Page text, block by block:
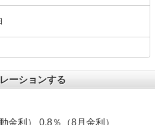
ーションする
金利） 0.8％（8月金利）